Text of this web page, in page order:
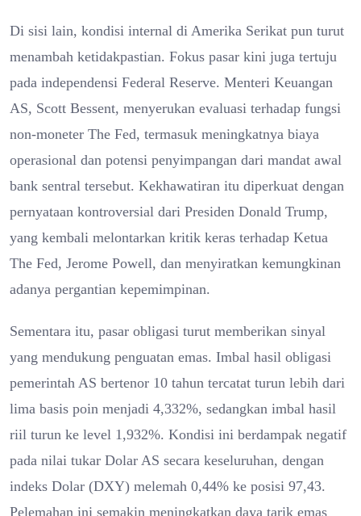
Di sisi lain, kondisi internal di Amerika Serikat pun turut
menambah ketidakpastian. Fokus pasar kini juga tertuju
pada independensi Federal Reserve. Menteri Keuangan
AS, Scott Bessent, menyerukan evaluasi terhadap fungsi
non-moneter The Fed, termasuk meningkatnya biaya
operasional dan potensi penyimpangan dari mandat awal
bank sentral tersebut. Kekhawatiran itu diperkuat dengan
pernyataan kontroversial dari Presiden Donald Trump,
yang kembali melontarkan kritik keras terhadap Ketua
The Fed, Jerome Powell, dan menyiratkan kemungkinan
adanya pergantian kepemimpinan.
Sementara itu, pasar obligasi turut memberikan sinyal
yang mendukung penguatan emas. Imbal hasil obligasi
pemerintah AS bertenor 10 tahun tercatat turun lebih dari
lima basis poin menjadi 4,332%, sedangkan imbal hasil
riil turun ke level 1,932%. Kondisi ini berdampak negatif
pada nilai tukar Dolar AS secara keseluruhan, dengan
indeks Dolar (DXY) melemah 0,44% ke posisi 97,43.
Pelemahan ini semakin meningkatkan daya tarik emas